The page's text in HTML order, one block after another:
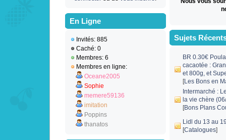
En Ligne
Invités: 885
Caché: 0
Membres: 6
Membres en ligne:
Oceane2005
Sophie
memere59136
imitation
Poppins
thanatos
Sujets
BR 0.30€
cacaotée :
et 800g, et
[Les Bons en
Intermarché :
la vie chère
[Bons Plans
Lidl du 13 au
[Catalogues]